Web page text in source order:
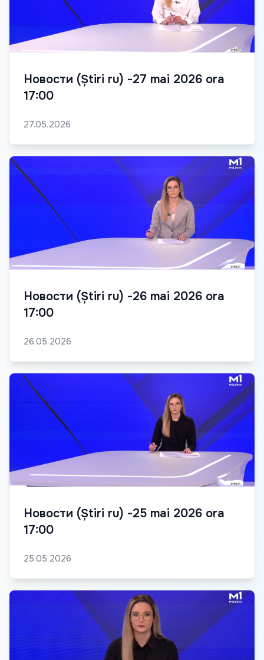
Новости (Știri ru) -27 mai 2026 ora
17:00
27.05.2026
Новости (Știri ru) -26 mai 2026 ora
17:00
26.05.2026
Новости (Știri ru) -25 mai 2026 ora
17:00
25.05.2026